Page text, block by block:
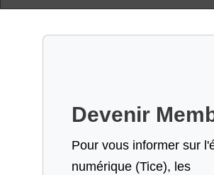
Devenir
Pour vous informer sur
numérique (Tice), les